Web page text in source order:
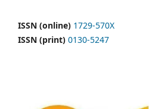
ISSN (online) 1729-570X
ISSN (print) 0130-5247